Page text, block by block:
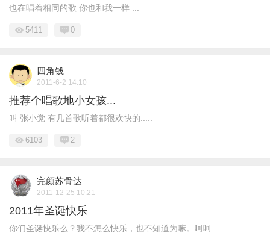
也在唱着相同的歌 你也和我一样 ...
5411 0
四角钱
2011-6-2 14:10
推荐个唱歌地小女孩...
叫 张小觉 有几首歌听着都很欢快的.....
6103 2
完颜苏骨达
2011-12-25 10:21
2011年圣诞快乐
你们圣诞快乐么？我不怎么快乐，也不知道为嘛。呵呵